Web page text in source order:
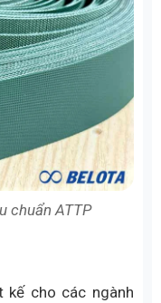
chuẩn ATTP
kế cho các ngành